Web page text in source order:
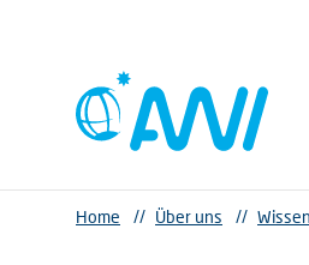
Home // Über uns //